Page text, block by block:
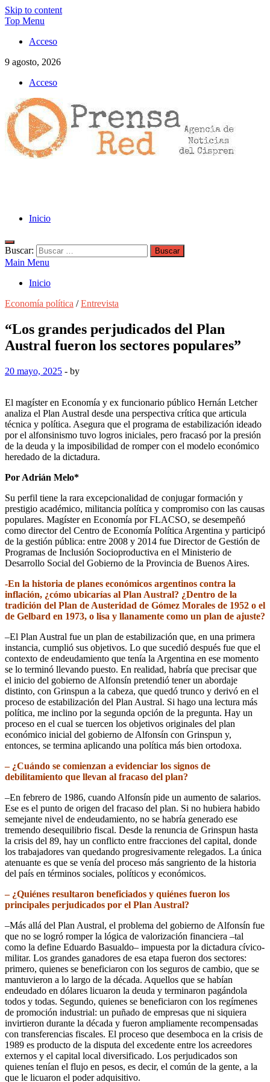
Skip to content
Top Menu
Acceso
9 agosto, 2026
Acceso
Inicio
Buscar:
Main Menu
Inicio
Economía política /Entrevista
“Los grandes perjudicados del Plan
Austral fueron los sectores populares”
20 mayo, 2025 - by
El magíster en Economía y ex funcionario público Hernán Letcher
analiza el Plan Austral desde una perspectiva crítica que articula
técnica y política. Asegura que el programa de estabilización ideado
por el alfonsinismo tuvo logros iniciales, pero fracasó por la presión
de la deuda y la imposibilidad de romper con el modelo económico
heredado de la dictadura.
Por Adrián Melo*
Su perfil tiene la rara excepcionalidad de conjugar formación y
prestigio académico, militancia política y compromiso con las causas
populares. Magíster en Economía por FLACSO, se desempeñó
como director del Centro de Economía Política Argentina y participó
de la gestión pública: entre 2008 y 2014 fue Director de Gestión de
Programas de Inclusión Socioproductiva en el Ministerio de
Desarrollo Social del Gobierno de la Provincia de Buenos Aires.
-En la historia de planes económicos argentinos contra la
inflación, ¿cómo ubicarías al Plan Austral? ¿Dentro de la
tradición del Plan de Austeridad de Gómez Morales de 1952 o el
de Gelbard en 1973, o lisa y llanamente como un plan de ajuste?
–El Plan Austral fue un plan de estabilización que, en una primera
instancia, cumplió sus objetivos. Lo que sucedió después fue que el
contexto de endeudamiento que tenía la Argentina en ese momento
se lo terminó llevando puesto. En realidad, habría que precisar que
el inicio del gobierno de Alfonsín pretendió tener un abordaje
distinto, con Grinspun a la cabeza, que quedó trunco y derivó en el
proceso de estabilización del Plan Austral. Si hago una lectura más
política, me inclino por la segunda opción de la pregunta. Hay un
proceso en el cual se tuercen los objetivos originales del plan
económico inicial del gobierno de Alfonsín con Grinspun y,
entonces, se termina aplicando una política más bien ortodoxa.
– ¿Cuándo se comienzan a evidenciar los signos de
debilitamiento que llevan al fracaso del plan?
–En febrero de 1986, cuando Alfonsín pide un aumento de salarios.
Ese es el punto de origen del fracaso del plan. Si no hubiera habido
semejante nivel de endeudamiento, no se habría generado ese
tremendo desequilibrio fiscal. Desde la renuncia de Grinspun hasta
la crisis del 89, hay un conflicto entre fracciones del capital, donde
los trabajadores van quedando progresivamente relegados. La única
atenuante es que se venía del proceso más sangriento de la historia
del país en términos sociales, políticos y económicos.
– ¿Quiénes resultaron beneficiados y quiénes fueron los
principales perjudicados por el Plan Austral?
–Más allá del Plan Austral, el problema del gobierno de Alfonsín fue
que no se logró romper la lógica de valorización financiera –tal
como la define Eduardo Basualdo– impuesta por la dictadura cívico-
militar. Los grandes ganadores de esa etapa fueron dos sectores:
primero, quienes se beneficiaron con los seguros de cambio, que se
mantuvieron a lo largo de la década. Aquellos que se habían
endeudado en dólares licuaron la deuda y terminaron pagándola
todos y todas. Segundo, quienes se beneficiaron con los regímenes
de promoción industrial: un puñado de empresas que ni siquiera
invirtieron durante la década y fueron ampliamente recompensadas
con transferencias fiscales. El proceso que desemboca en la crisis de
1989 es producto de la disputa del excedente entre los acreedores
externos y el capital local diversificado. Los perjudicados son
quienes tenían el flujo en pesos, es decir, el común de la gente, a la
que le licuaron el poder adquisitivo.